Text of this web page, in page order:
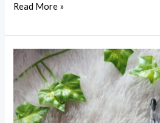
Read More »
Celak
Arab
Asli:
Oleh-